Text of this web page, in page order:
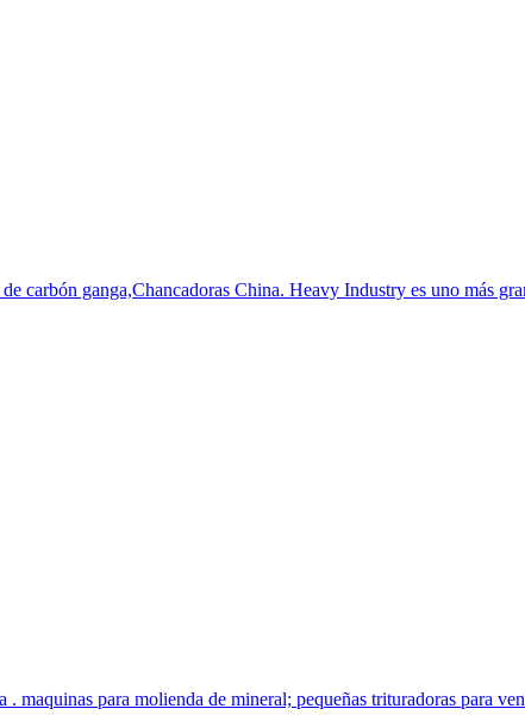
carbón ganga,Chancadoras China. Heavy Industry es uno más
maquinas para molienda de mineral; pequeñas trituradoras para